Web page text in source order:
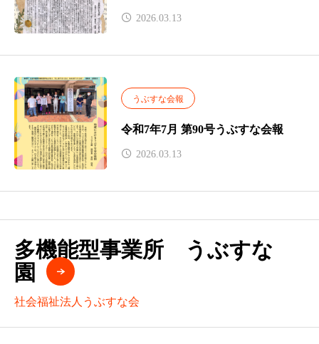
2026.03.13
うぶすな会報
令和7年7月 第90号うぶすな会報
2026.03.13
多機能型事業所 うぶすな
園
社会福祉法人うぶすな会